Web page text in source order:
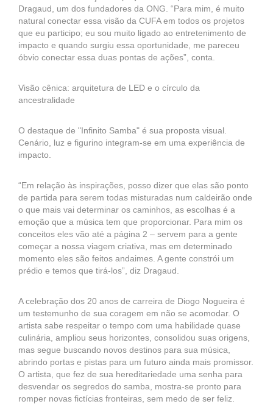
Dragaud, um dos fundadores da ONG. “Para mim, é muito
natural conectar essa visão da CUFA em todos os projetos
que eu participo; eu sou muito ligado ao entretenimento de
impacto e quando surgiu essa oportunidade, me pareceu
óbvio conectar essa duas pontas de ações”, conta.
Visão cênica: arquitetura de LED e o círculo da
ancestralidade
O destaque de "Infinito Samba" é sua proposta visual.
Cenário, luz e figurino integram-se em uma experiência de
impacto.
“Em relação às inspirações, posso dizer que elas são ponto
de partida para serem todas misturadas num caldeirão onde
o que mais vai determinar os caminhos, as escolhas é a
emoção que a música tem que proporcionar. Para mim os
conceitos eles vão até a página 2 – servem para a gente
começar a nossa viagem criativa, mas em determinado
momento eles são feitos andaimes. A gente constrói um
prédio e temos que tirá-los”, diz Dragaud.
A celebração dos 20 anos de carreira de Diogo Nogueira é
um testemunho de sua coragem em não se acomodar. O
artista sabe respeitar o tempo com uma habilidade quase
culinária, ampliou seus horizontes, consolidou suas origens,
mas segue buscando novos destinos para sua música,
abrindo portas e pistas para um futuro ainda mais promissor.
O artista, que fez de sua hereditariedade uma senha para
desvendar os segredos do samba, mostra-se pronto para
romper novas fictícias fronteiras, sem medo de ser feliz.